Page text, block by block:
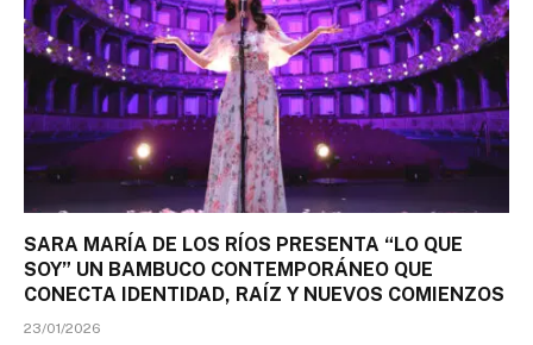
SARA MARÍA DE LOS RÍOS PRESENTA “LO QUE
SOY” UN BAMBUCO CONTEMPORÁNEO QUE
CONECTA IDENTIDAD, RAÍZ Y NUEVOS COMIENZOS
23/01/2026